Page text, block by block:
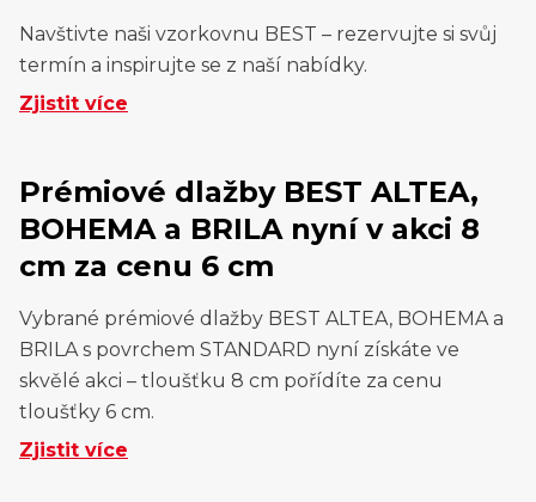
Navštivte naši vzorkovnu BEST – rezervujte si svůj
termín a inspirujte se z naší nabídky.
Zjistit více
Prémiové dlažby BEST ALTEA,
BOHEMA a BRILA nyní v akci 8
cm za cenu 6 cm
Vybrané prémiové dlažby BEST ALTEA, BOHEMA a
BRILA s povrchem STANDARD nyní získáte ve
skvělé akci – tloušťku 8 cm pořídíte za cenu
tloušťky 6 cm.
Zjistit více